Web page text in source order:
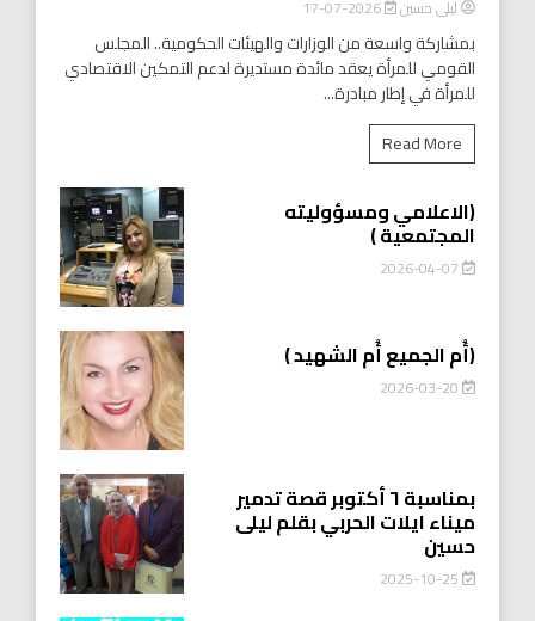
ليلى حسين 2026-07-17
بمشاركة واسعة من الوزارات والهيئات الحكومية.. المجلس
القومي للمرأة يعقد مائدة مستديرة لدعم التمكين الاقتصادي
للمرأة في إطار مبادرة...
Read More
(الاعلامي ومسؤوليته
المجتمعية )
2026-04-07
(أُم الجميع أُم الشهيد )
2026-03-20
بمناسبة ٦ أكتوبر قصة تدمير
ميناء ايلات الحربي بقلم ليلى
حسين
2025-10-25